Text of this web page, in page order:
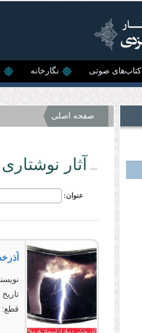
کتاب‌های صوتی نگارخانه
صفحه اصلی
آثار نوشتاری
عنوان:
قطع: